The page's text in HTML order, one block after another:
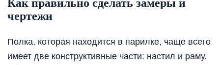
Как правильно сделать замеры и
чертежи
Полка, которая находится в парилке, чаще всего
имеет две конструктивные части: настил и раму.